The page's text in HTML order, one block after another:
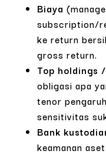
Biaya
subscription/
ke return
gross return.
Top holdings
obligasi apa
tenor
sensitivitas
Bank
keamanan